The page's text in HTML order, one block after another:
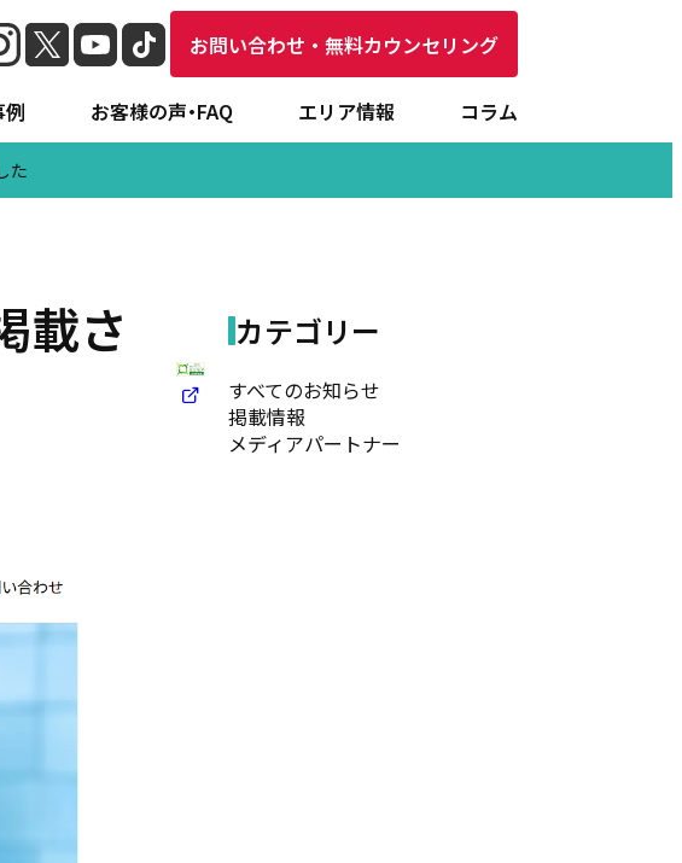
お問い合わせ・無料カウンセリング
例 お客様の声・FAQ エリア情報 コラム
た
載さ
カテゴリー
すべてのお知らせ
掲載情報
メディアパートナー